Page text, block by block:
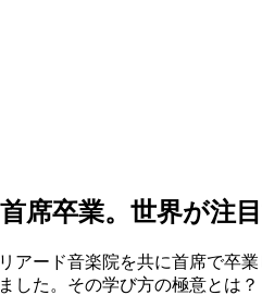
席卒業。世界が注
アード音楽院を共に首席で卒
した。その学び方の極意とは？